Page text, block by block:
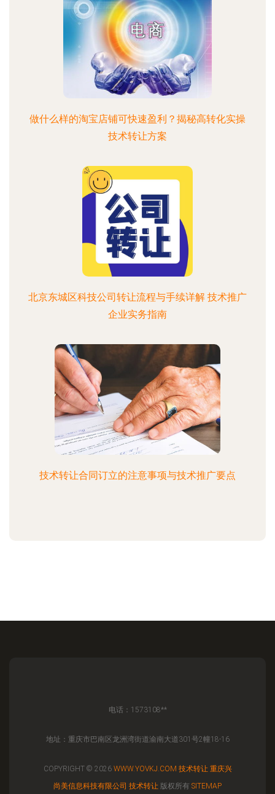
做什么样的淘宝店铺可快速盈利？揭秘高转化实操
技术转让方案
北京东城区科技公司转让流程与手续详解 技术推广
企业实务指南
技术转让合同订立的注意事项与技术推广要点
电话：1573108**
地址：重庆市巴南区龙洲湾街道渝南大道301号2幢18-16
COPYRIGHT © 2026 WWW.YOVKJ.COM 技术转让 重庆兴
尚美信息科技有限公司 技术转让 版权所有 SITEMAP